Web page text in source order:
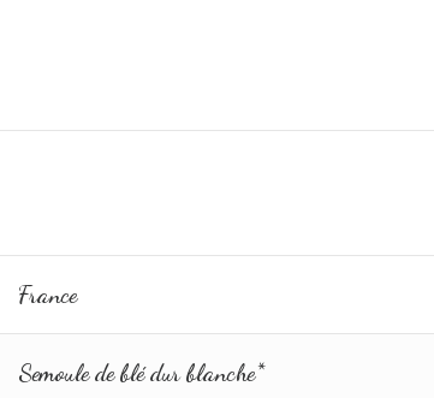
France
Semoule de blé dur blanche*